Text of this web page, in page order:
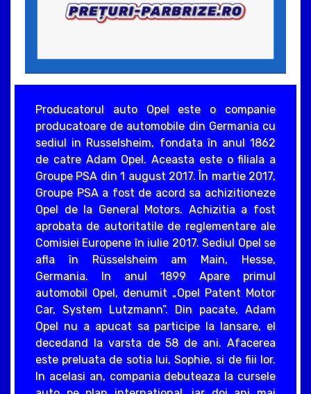
Producatorul auto Opel este o companie
producatoare de automobile din Germania cu
sediul in Russelsheim, fondata în anul 1862
de catre Adam Opel. Aceasta este o filiala a
Groupe PSA din 1 august 2017. În martie 2017,
Groupe PSA a fost de acord sa achizitioneze
Opel de la General Motors. Achizitia a fost
aprobata de autoritatile de reglementare ale
Comisiei Europene în iulie 2017. Sediul Opel se
afla în Rüsselsheim am Main, Hesse,
Germania. In anul 1899 Apare primul
automobil Opel, denumit „Opel Patent Motor
Car, System Lutzmann”. Din pacate, Adam
Opel nu a apucat sa participe la lansare, el
decedand la varsta de 58 de ani. Afacerea
este preluata de sotia lui, Sophie, si de fiii lor.
In acelasi an, compania debuteaza la cursele